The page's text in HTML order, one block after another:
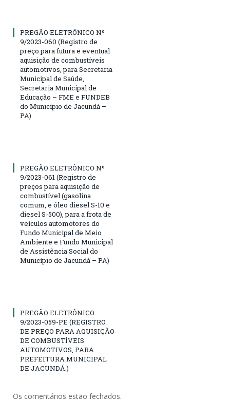
PREGÃO ELETRÔNICO Nº
9/2023-060 (Registro de
preço para futura e eventual
aquisição de combustíveis
automotivos, para Secretaria
Municipal de Saúde,
Secretaria Municipal de
Educação – FME e FUNDEB
do Município de Jacundá –
PA)
PREGÃO ELETRÔNICO Nº
9/2023-061 (Registro de
preços para aquisição de
combustível (gasolina
comum, e óleo diesel S-10 e
diesel S-500), para a frota de
veículos automotores do
Fundo Municipal de Meio
Ambiente e Fundo Municipal
de Assistência Social do
Município de Jacundá – PA)
PREGÃO ELETRÔNICO
9/2023-059-PE (REGISTRO
DE PREÇO PARA AQUISIÇÃO
DE COMBUSTÍVEIS
AUTOMOTIVOS, PARA
PREFEITURA MUNICIPAL
DE JACUNDÁ.)
Os comentários estão fechados.